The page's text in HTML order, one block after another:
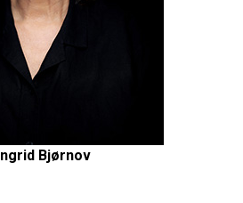
Ingrid Bjørnov